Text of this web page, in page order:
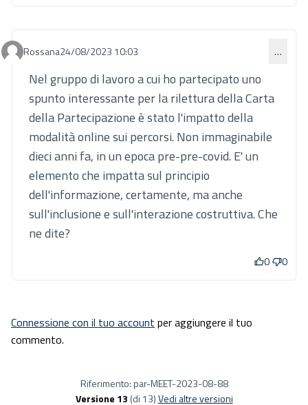
Commento 817
Rossana24/08/2023 10:03 …
Nel gruppo di lavoro a cui ho partecipato uno
spunto interessante per la rilettura della Carta
della Partecipazione è stato l'impatto della
modalità online sui percorsi. Non immaginabile
dieci anni fa, in un epoca pre-pre-covid. E' un
elemento che impatta sul principio
dell'informazione, certamente, ma anche
sull'inclusione e sull'interazione costruttiva. Che
ne dite?
0 0
Connessione con il tuo account per aggiungere il tuo
commento.
Riferimento: par-MEET-2023-08-88
Versione 13 (di 13) vedi altre versioni